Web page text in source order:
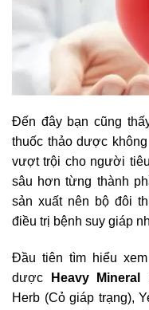
Đến đây bạn cũng
thuốc thảo dược
vượt trội cho người
sâu hơn từng thành
sản xuất nên bộ đôi
điều trị bệnh suy giáp
Đầu tiên tìm hiểu
dược
Heavy Mineral
Herb (Cỏ giáp trạng),